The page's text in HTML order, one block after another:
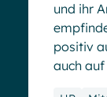
und ihr
positiv
auch auf